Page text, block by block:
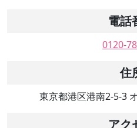
電話
0120-
住
東京都港区港南2-5-3
アク